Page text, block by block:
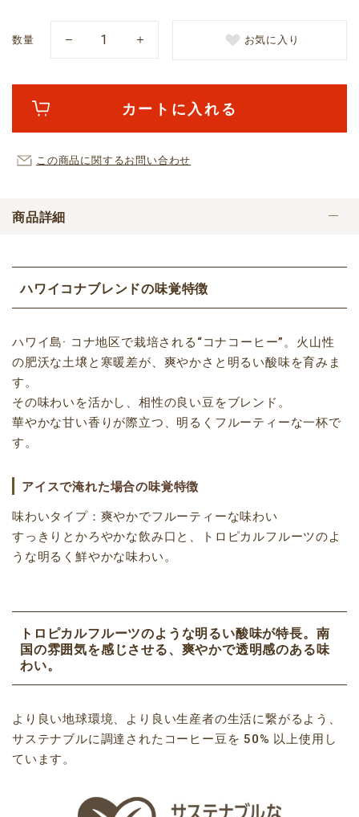
数量 お気に入り
カートに入れる
この商品に関するお問い合わせ
商品詳細
ハワイコナブレンドの味覚特徴
ハワイ島· コナ地区で栽培される“コナコーヒー”。火山性
の肥沃な土壌と寒暖差が、爽やかさと明るい酸味を育みま
す。
その味わいを活かし、相性の良い豆をブレンド。
華やかな甘い香りが際立つ、明るくフルーティーな一杯で
す。
アイスで淹れた場合の味覚特徴
味わいタイプ：爽やかでフルーティーな味わい
すっきりとかろやかな飲み口と、トロピカルフルーツのよ
うな明るく鮮やかな味わい。
トロピカルフルーツのような明るい酸味が特長。南
国の雰囲気を感じさせる、爽やかで透明感のある味
わい。
より良い地球環境、より良い生産者の生活に繋がるよう、
サステナブルに調達されたコーヒー豆を 50% 以上使用し
ています。